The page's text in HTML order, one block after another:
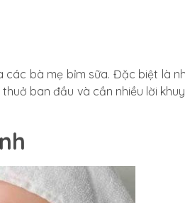
các bà mẹ bỉm sữa. Đặc biệt là
ban đầu và cần nhiều lời